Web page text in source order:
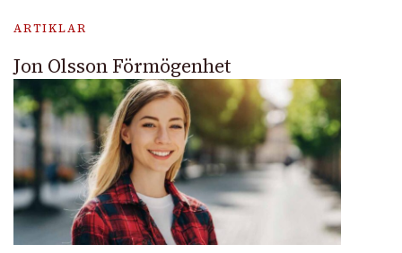
ARTIKLAR
Jon Olsson Förmögenhet